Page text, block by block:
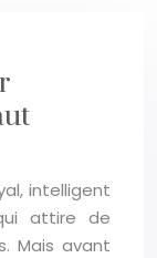
intelligent
attire de
Mais avant